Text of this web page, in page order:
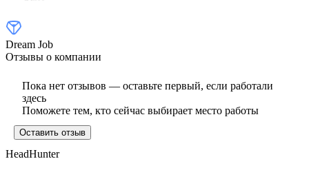
Dream Job
Отзывы о компании
Пока нет отзывов — оставьте первый, если работали
здесь
Поможете тем, кто сейчас выбирает место работы
Оставить отзыв
HeadHunter